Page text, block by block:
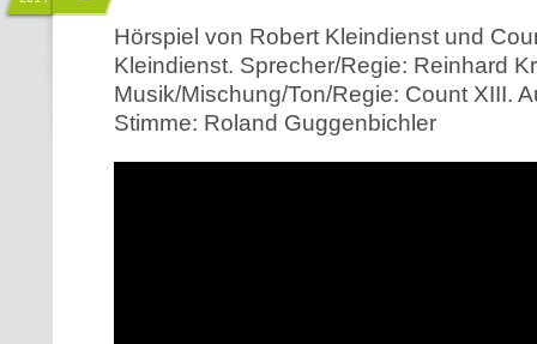
Hörspiel von Robert Kleindienst und
Kleindienst. Sprecher/Regie: Reinhard
Musik/Mischung/Ton/Regie: Count XIII.
Stimme: Roland Guggenbichler